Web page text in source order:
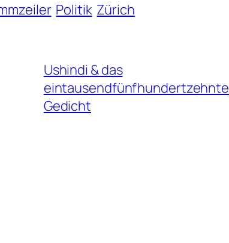
Politik Zürich
Ushindi & das
eintausendfünfhundertzehnte
Gedicht